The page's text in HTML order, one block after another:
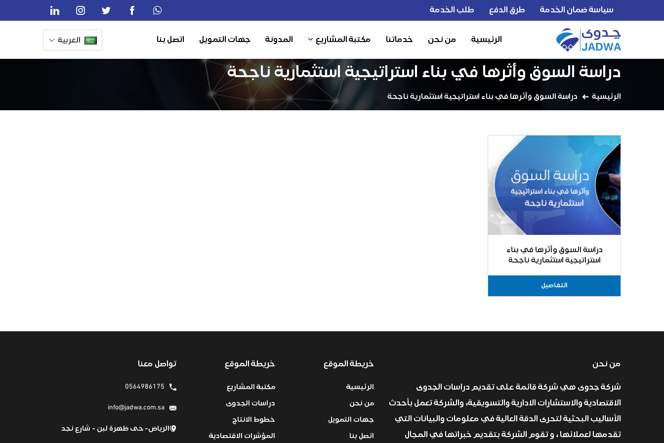
سياسة ضمان الخدمة طرق الدفع طلب الخدمة
الرئيسية من نحن خدماتنا مكتبة المشاريع المدونة جهات التمويل اتصل بنا العربية
دراسة السوق وأثرها في بناء استراتيجية استثمارية ناجحة
الرئيسية دراسة السوق وأثرها في بناء استراتيجية استثمارية ناجحة
دراسة السوق وأثرها في بناء
استراتيجية استثمارية ناجحة
التفاصيل
من نحن
شركة جدوى هي شركة قائمة على تقديم دراسات الجدوى
الاقتصادية والاستشارات الادارية والتسويقية، والشركة تعمل بأحدث
الأساليب البحثية لتحرى الدقة العالية في معلومات والبيانات التي
تقدمها لعملائها ، و تقوم الشركة بتقديم خبراتها في المجال
خريطة الموقع
الرئيسية
من نحن
جهات التمويل
اتصل بنا
خريطة الموقع
مكتبة المشاريع
دراسات الجدوى
خطوط الانتاج
المؤشرات الاقتصادية
تواصل معنا
0564986175
info@jadwa.com.sa
الرياض- حى ظهرة لبن - شارع نجد